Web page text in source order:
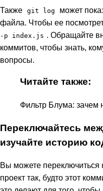
Также git log
может
файла. Чтобы ее
-p index.js . Обращайте
коммитов, чтобы знать,
вопросы.
Читайте также:
Фильтр Блума: зачем
Переключайтесь
изучайте историю
Вы можете переключиться
проект так, будто этот